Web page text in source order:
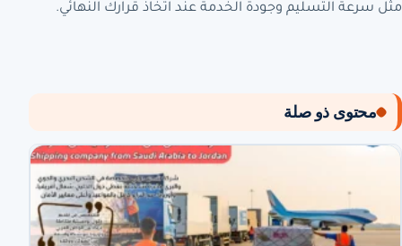
مثل سرعة التسليم وجودة الخدمة عند اتخاذ قرارك النهائي.
محتوى ذو صلة